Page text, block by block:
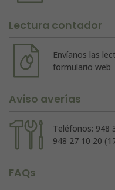
Lectura contador
Envíanos las
formulario web
Aviso averías
Teléfonos: 948
948 27 10 20
FAQs